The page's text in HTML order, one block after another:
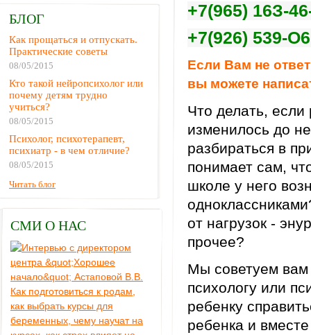
БЛОГ
Как прощаться и отпускать.
Практические советы
08/05/2015
Кто такой нейропсихолог или
почему детям трудно
учиться?
08/05/2015
Психолог, психотерапевт,
психиатр - в чем отличие?
08/05/2015
Читать блог
СМИ О НАС
+7(965) 16З-
+7(926) 539-
Если Вам не
вы можете
Что делать, если
изменилось до
разбираться в
понимает сам,
школе у него
от нагрузок -
прочее?
Мы советуем вам
психологу или
ребенку
ребенка и